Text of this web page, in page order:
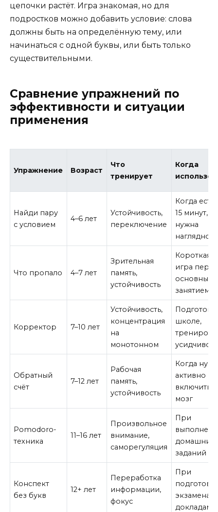
цепочки растёт. Игра знакомая, но для
подростков можно добавить условие: слова
должны быть на определённую тему, или
начинаться с одной буквы, или быть только
существительными.
Сравнение упражнений по
эффективности и ситуации
применения
Упражнение Возраст
Что
тренирует
Когда
Найди пару
с условием
4–6 лет
Устойчивость,
переключение
Когда есть
15 минут,
нужна
Что пропало 4–7 лет
Зрительная
память,
устойчивость
Короткая
игра
основным
занятием
Корректор 7–10 лет
Устойчивость,
концентрация
на
монотонном
школе,
Обратный
счёт
7–12 лет
Рабочая
память,
устойчивость
Когда
активно
включить
мозг
Pomodoro-
техника
11–16 лет
Произвольное
внимание,
саморегуляция
При
домашних
заданий
Конспект
без букв
12+ лет
Переработка
информации,
фокус
При
экзаменам,
докладам